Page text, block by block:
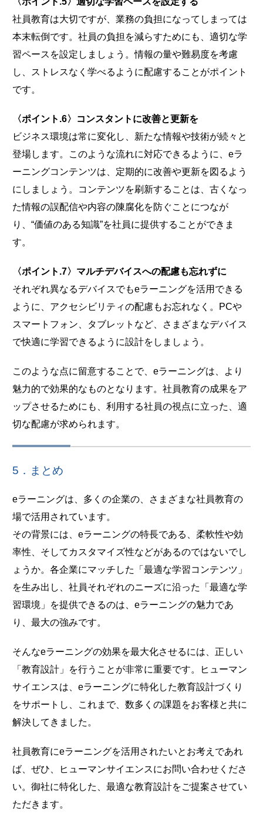
社員教育は大切ですが、業務の負担になってしまっては
本末転倒です。社員の負担を減らすためにも、適切な学
習ペースを設定しましょう。情報の量や難易度を考慮
し、ストレスなく学べるように配慮することがポイント
です。
〈ポイント.6〉コンスタントに改善と更新を
ビジネス環境は常に変化し、新たな情報や技術が続々と
登場します。このような流れに対応できるように、eラ
ーニングコンテンツは、定期的に改善や更新を図るよう
にしましょう。コンテンツを刷新することは、古くなっ
た情報の誤配信や内容の陳腐化を防ぐことにつなが
り、“価値のある知識”を社員に提供することができま
す。
〈ポイント.7〉マルチデバイスへの配慮も忘れずに
それぞれ異なるデバイスでもeラーニングを活用できる
ように、アクセシビリティの配慮もお忘れなく。PCや
スマートフォン、タブレットなど、さまざまなデバイス
で快適に学習できるように設計をしましょう。
このような点に留意することで、eラーニングは、より
魅力的で効果的なものとなります。社員教育の成果をア
ップさせるためにも、利用する社員の視点に立った、適
切な配慮が求められます。
5．まとめ
eラーニングは、多くの企業の、さまざまな社員教育の
場で活用されています。
その背景には、eラーニングの特長である、柔軟性や効
率性、そしてカスタマイズ性などがあるのではないでし
ょうか。各企業にマッチした「最適な学習コンテンツ」
を生み出し、社員それぞれのニーズに沿った「最適な学
習環境」を提供できるのは、eラーニングの魅力であ
り、最大の強みです。
そんなeラーニングの効果を最大化させるには、正しい
「教育設計」を行うことが非常に重要です。ヒューマン
サイエンスは、eラーニングに特化した教育設計づくり
をサポートし、これまで、数多くの課題をお客様と共に
解決してきました。
社員教育にeラーニングを活用されたいとお考えであれ
ば、ぜひ、ヒューマンサイエンスにお問い合わせくださ
い。御社に特化した、最適な教育設計をご提案させてい
ただきます。